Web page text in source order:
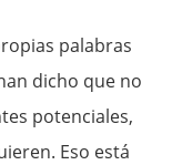
palabras
dicho que no
potenciales,
Eso está